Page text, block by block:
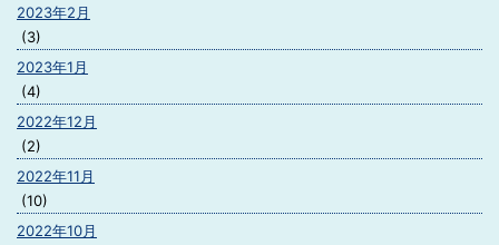
2023年2月
(3)
2023年1月
(4)
2022年12月
(2)
2022年11月
(10)
2022年10月